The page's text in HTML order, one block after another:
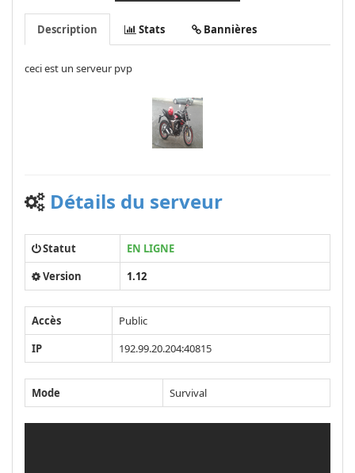
Description Stats Bannières
ceci est un serveur pvp
Détails du serveur
Statut
EN LIGNE
Version
1.12
Accès
Public
IP
192.99.20.204:40815
Mode Survival